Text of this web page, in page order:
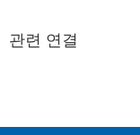
관련 연결